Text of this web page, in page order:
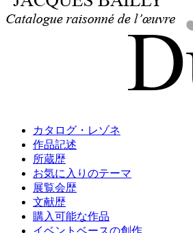
Jean Dufy
Jacques Bailly - Catalogue raisonné de
カタログ・レゾネ
作品記述
所蔵歴
お気に入りのテーマ
展覧会歴
文献歴
購入可能な作品
イベントベースの創作